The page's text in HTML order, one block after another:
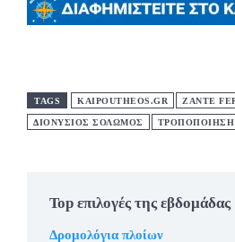
TAGS KAIPOUTHEOS.GR ZANTE
ΔΙΟΝΥΣΙΟΣ ΣΟΛΩΜΌΣ ΤΡΟΠΟΠΟΙΗΣΗ
Top επιλογές της εβδομάδας
Δρομολόγια πλοίων